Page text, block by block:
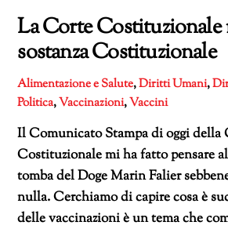
La Corte
sostanza Costituzionale
Alimentazione e Salute,Diritti Umani,
Politica,Vaccinazioni,Vaccini
Il Comunicato Stampa di oggi della
Costituzionale mi ha fatto pensare
tomba del Doge Marin Falier
nulla. Cerchiamo di capire cosa è
delle vaccinazioni è un tema che